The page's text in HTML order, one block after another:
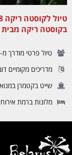
בקוסטה ריקה מבית
טיול פרטי מודרך מ-2 מטיילים ומעלה
מדריכים מקומיים
שייט בקטמרן
מלונות ברמת